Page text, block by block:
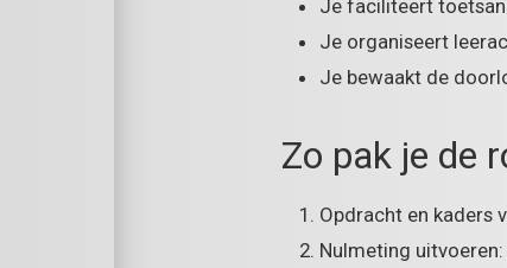
Je faciliteert
Je organiseert
Je bewaakt de
Zo pak je de
Opdracht en kaders
Nulmeting